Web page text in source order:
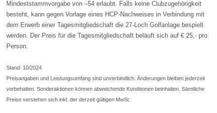
Mindeststammvorgabe von –54 erlaubt. Falls keine Clubzugehörigkeit
besteht, kann gegen Vorlage eines HCP-Nachweises in Verbindung mit
dem Erwerb einer Tagesmitgliedschaft die 27-Loch Golfanlage bespielt
werden. Der Preis für die Tagesmitgliedschaft beläuft sich auf € 25,- pro
Person.
Stand: 10/2024
Preisangaben und Leistungsumfang sind unverbindlich. Änderungen bleiben jederzeit
vorbehalten. Sonderaktionen können abweichende Konditionen beinhalten. Sämtliche
Preise verstehen sich inkl. der derzeit gültigen MwSt.